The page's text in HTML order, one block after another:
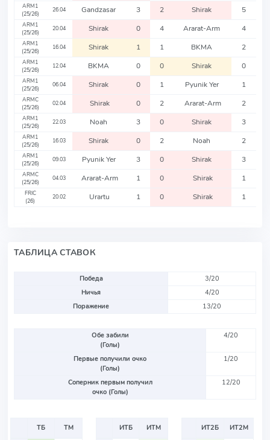
ARM1
(25/26)
26.04 Gandzasar 3 2 Shirak 5
ARM1
(25/26)
20.04 Shirak 0 4 Ararat-Arm 4
ARM1
(25/26)
16.04 Shirak 1 1 BKMA 2
ARM1
(25/26)
12.04 BKMA 0 0 Shirak 0
ARM1
(25/26)
06.04 Shirak 0 1 Pyunik Yer 1
ARMC
(25/26)
02.04 Shirak 0 2 Ararat-Arm 2
ARM1
(25/26)
22.03 Noah 3 0 Shirak 3
ARM1
(25/26)
16.03 Shirak 0 2 Noah 2
ARM1
(25/26)
09.03 Pyunik Yer 3 0 Shirak 3
ARMC
(25/26)
04.03 Ararat-Arm 1 0 Shirak 1
FRIC
(26)
20.02 Urartu 1 0 Shirak 1
ТАБЛИЦА СТАВОК
Победа
3/20
Ничья
4/20
Поражение
13/20
Обе забили
(Голы)
4/20
Первые получили очко
(Голы)
1/20
Соперник первым получил
очко (Голы)
12/20
ТБ
ТМ
ИТБ
ИТМ
ИТ2Б
ИТ2М